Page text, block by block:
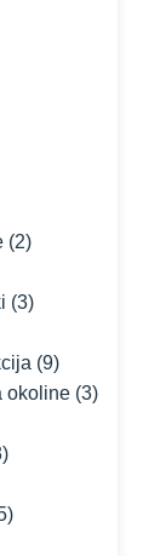
(2)
(3)
(9)
okoline (3)